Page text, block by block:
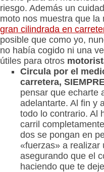
riesgo. Además un
moto nos muestra que la
gran cilindrada en
posible que como yo,
no había cogido ni una
útiles para otros
Circula por el
carretera,
pensar que echarte
adelantarte. Al fin y
todo lo contrario. Al
carril
dos se pongan en
«fuerzas» a realizar
asegurando que el
haciendo que te